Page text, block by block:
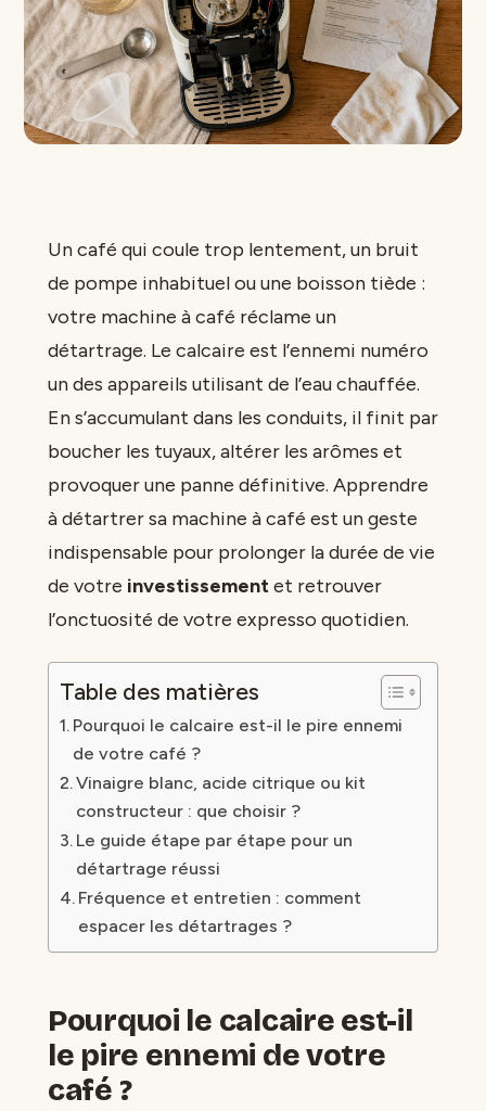
Un café qui coule trop lentement, un bruit
de pompe inhabituel ou une boisson tiède :
votre machine à café réclame un
détartrage. Le calcaire est l’ennemi numéro
un des appareils utilisant de l’eau chauffée.
En s’accumulant dans les conduits, il finit par
boucher les tuyaux, altérer les arômes et
provoquer une panne définitive. Apprendre
à détartrer sa machine à café est un geste
indispensable pour prolonger la durée de vie
de votre investissementet retrouver
l’onctuosité de votre expresso quotidien.
Table des matières
Pourquoi le calcaire est-il le pire ennemi
de votre café ?
Vinaigre blanc, acide citrique ou kit
constructeur : que choisir ?
Le guide étape par étape pour un
détartrage réussi
Fréquence et entretien : comment
espacer les détartrages ?
Pourquoi le calcaire est-il
le pire ennemi de votre
café ?